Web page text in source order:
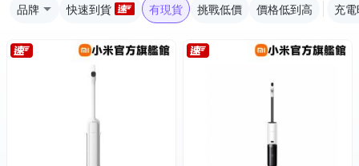
品牌 快速到貨 有現貨 挑戰低價 價格低到高 充